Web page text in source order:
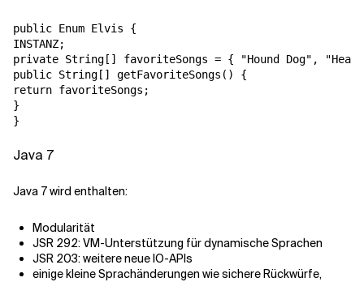
public Enum Elvis {
INSTANZ;
private String[] favoriteSongs = { "Hound Dog",
public String[] getFavoriteSongs() {
return favoriteSongs;
}
}
Java 7
Java 7 wird enthalten:
Modularität
JSR 292: VM-Unterstützung für dynamische Sprachen
JSR 203: weitere neue IO-APIs
einige kleine Sprachänderungen wie sichere Rückwürfe,